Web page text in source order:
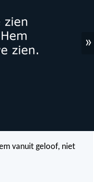
»
vanuit geloof, niet